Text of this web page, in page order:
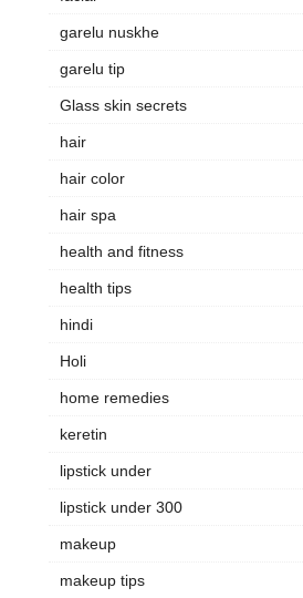
garelu nuskhe
garelu tip
Glass skin secrets
hair
hair color
hair spa
health and fitness
health tips
hindi
Holi
home remedies
keretin
lipstick under
lipstick under 300
makeup
makeup tips